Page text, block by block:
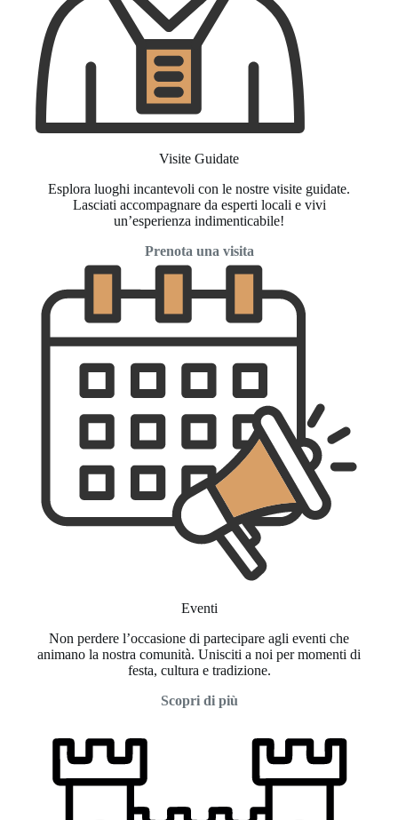
Visite Guidate
Esplora luoghi incantevoli con le nostre visite guidate.
Lasciati accompagnare da esperti locali e vivi
un’esperienza indimenticabile!
Prenota una visita
Eventi
Non perdere l’occasione di partecipare agli eventi che
animano la nostra comunità. Unisciti a noi per momenti di
festa, cultura e tradizione.
Scopri di più